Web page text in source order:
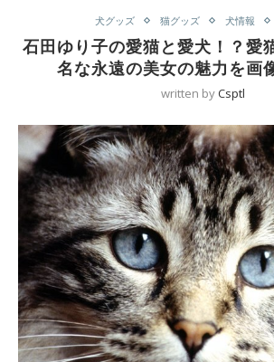
犬グッズ 猫グッズ 犬情報
石田ゆり子の愛猫と愛犬！？愛
名な永遠の美女の魅力を画
written byCsptl